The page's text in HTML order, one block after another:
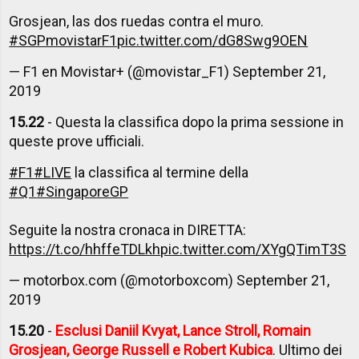
Grosjean, las dos ruedas contra el muro.
#SGPmovistarF1pic.twitter.com/dG8Swg9OEN
— F1 en Movistar+ (@movistar_F1) September 21,
2019
15.22 - Questa la classifica dopo la prima sessione in
queste prove ufficiali.
#F1#LIVE la classifica al termine della
#Q1#SingaporeGP
Seguite la nostra cronaca in DIRETTA:
https://t.co/hhffeTDLkhpic.twitter.com/XYgQTimT3S
— motorbox.com (@motorboxcom) September 21,
2019
15.20 - Esclusi Daniil Kvyat, Lance Stroll, Romain
Grosjean, George Russell e Robert Kubica. Ultimo dei